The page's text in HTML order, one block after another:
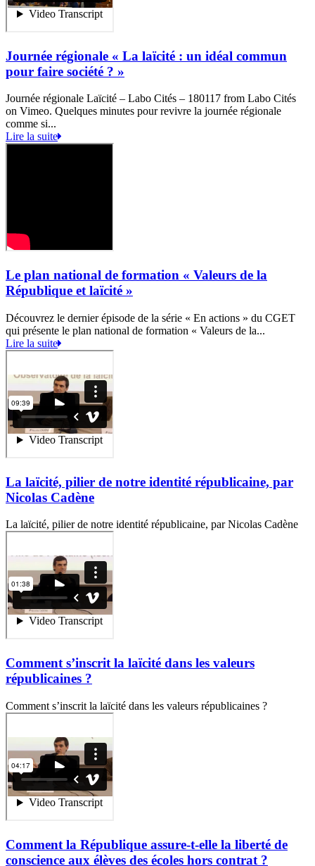
Journée régionale « La laïcité : un idéal commun
pour faire société ? »
Journée régionale Laïcité – Labo Cités – 180117 from Labo Cités
on Vimeo. Quelques minutes pour revivre la journée régionale
comme si...
Lire la suite
Le plan national de formation « Valeurs de la
République et laïcité »
Découvrez le dernier épisode de la série « En actions » du CGET
qui présente le plan national de formation « Valeurs de la...
Lire la suite
La laïcité, pilier de notre identité républicaine, par
Nicolas Cadène
La laïcité, pilier de notre identité républicaine, par Nicolas Cadène
Comment s’inscrit la laïcité dans les valeurs
républicaines ?
Comment s’inscrit la laïcité dans les valeurs républicaines ?
Comment la République assure-t-elle la liberté de
conscience aux élèves des écoles hors contrat ?